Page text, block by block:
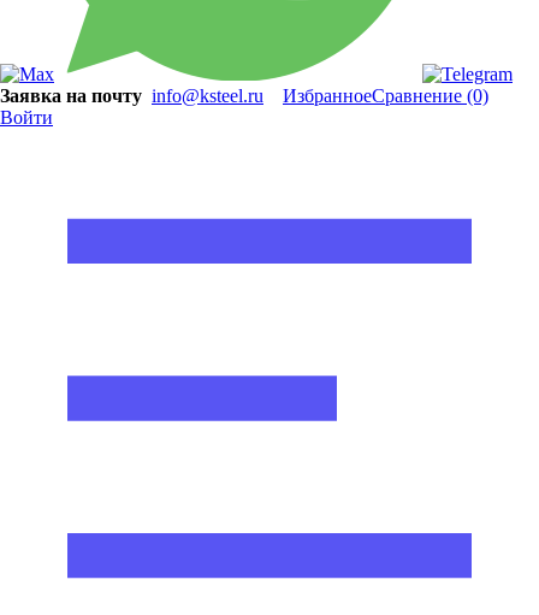
Заявка на почту info@ksteel.ru ИзбранноеСравнение (0)
Войти